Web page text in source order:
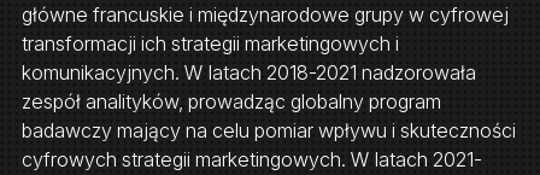
główne francuskie i międzynarodowe grupy w cyfrowej
transformacji ich strategii marketingowych i
komunikacyjnych. W latach 2018-2021 nadzorowała
zespół analityków, prowadząc globalny program
badawczy mający na celu pomiar wpływu i skuteczności
cyfrowych strategii marketingowych. W latach 2021-